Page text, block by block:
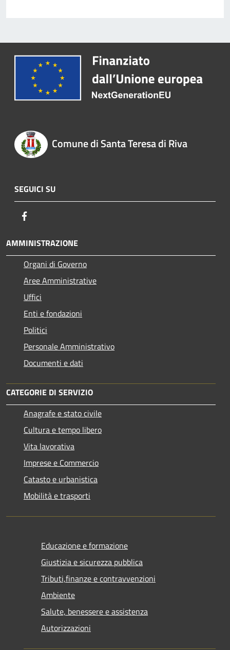
Comune di Santa Teresa di Riva
SEGUICI SU
AMMINISTRAZIONE
Organi di Governo
Aree Amministrative
Uffici
Enti e fondazioni
Politici
Personale Amministrativo
Documenti e dati
CATEGORIE DI SERVIZIO
Anagrafe e stato civile
Cultura e tempo libero
Vita lavorativa
Imprese e Commercio
Catasto e urbanistica
Mobilità e trasporti
Educazione e formazione
Giustizia e sicurezza pubblica
Tributi,finanze e contravvenzioni
Ambiente
Salute, benessere e assistenza
Autorizzazioni